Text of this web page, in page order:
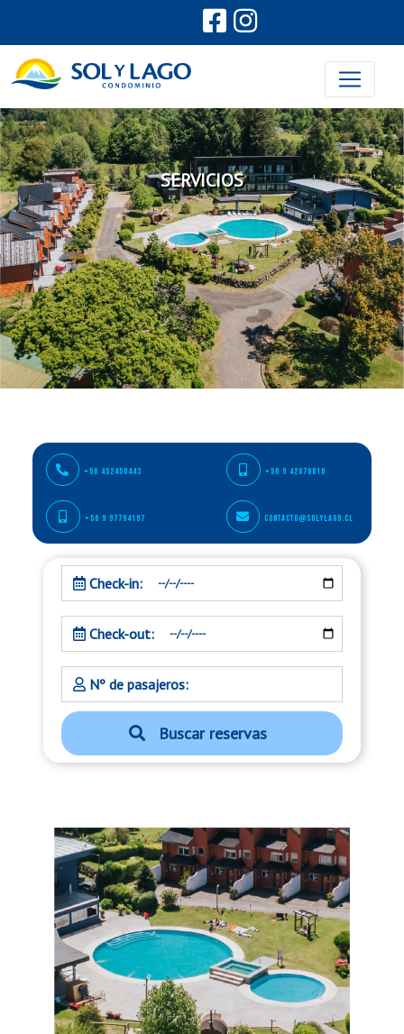
SERVICIOS
+56 452450443
+56 9 97794197
+56 9 42876816
contacto@solylago.cl
Check-in:
Check-out:
Nº de pasajeros:
Buscar reservas